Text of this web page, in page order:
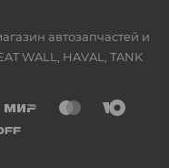
автозапчастей и
WALL, HAVAL, TANK